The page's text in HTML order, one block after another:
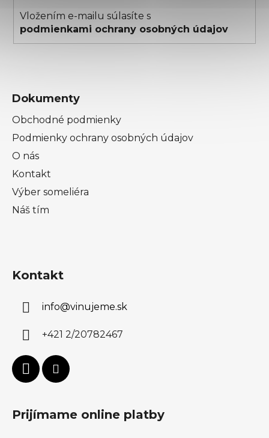
Vložením e-mailu súlasíte s
podmienkami ochrany osobných údajov
Dokumenty
Obchodné podmienky
Podmienky ochrany osobných údajov
O nás
Kontakt
Výber someliéra
Náš tím
Kontakt
info@vinujeme.sk
+421 2/20782467
Prijímame online platby